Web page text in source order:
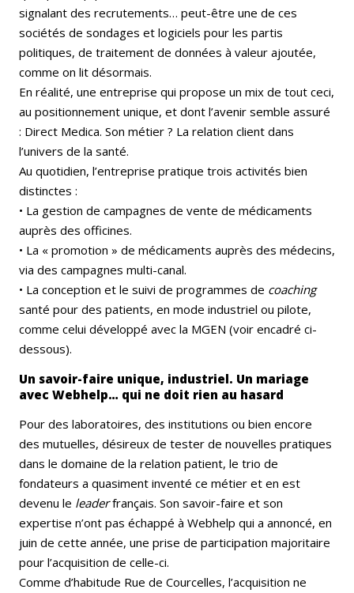
signalant des recrutements… peut-être une de ces
sociétés de sondages et logiciels pour les partis
politiques, de traitement de données à valeur ajoutée,
comme on lit désormais.
En réalité, une entreprise qui propose un mix de tout ceci,
au positionnement unique, et dont l’avenir semble assuré
: Direct Medica. Son métier ? La relation client dans
l’univers de la santé.
Au quotidien, l’entreprise pratique trois activités bien
distinctes :
• La gestion de campagnes de vente de médicaments
auprès des officines.
• La « promotion » de médicaments auprès des médecins,
via des campagnes multi-canal.
• La conception et le suivi de programmes de coaching
santé pour des patients, en mode industriel ou pilote,
comme celui développé avec la MGEN (voir encadré ci-
dessous).
Un savoir-faire unique, industriel. Un mariage
avec Webhelp… qui ne doit rien au hasard
Pour des laboratoires, des institutions ou bien encore
des mutuelles, désireux de tester de nouvelles pratiques
dans le domaine de la relation patient, le trio de
fondateurs a quasiment inventé ce métier et en est
devenu le leaderfrançais. Son savoir-faire et son
expertise n’ont pas échappé à Webhelp qui a annoncé, en
juin de cette année, une prise de participation majoritaire
pour l’acquisition de celle-ci.
Comme d’habitude Rue de Courcelles, l’acquisition ne